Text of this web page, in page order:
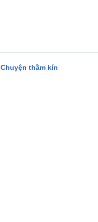
Chuyện thầm kín